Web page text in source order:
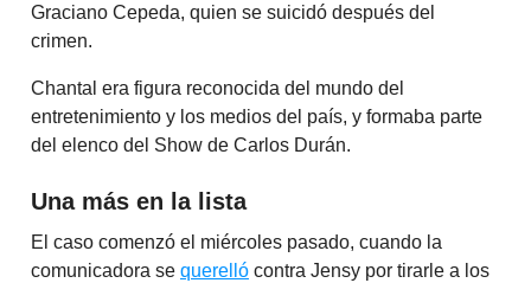
Graciano Cepeda, quien se suicidó después del
crimen.
Chantal era figura reconocida del mundo del
entretenimiento y los medios del país, y formaba parte
del elenco del Show de Carlos Durán.
Una más en la lista
El caso comenzó el miércoles pasado, cuando la
comunicadora se querelló contra Jensy por tirarle a los